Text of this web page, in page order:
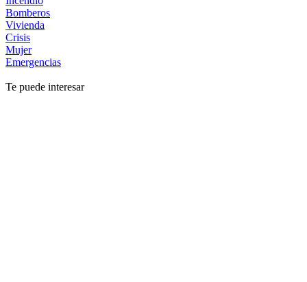
Bomberos
Vivienda
Crisis
Mujer
Emergencias
Te puede interesar